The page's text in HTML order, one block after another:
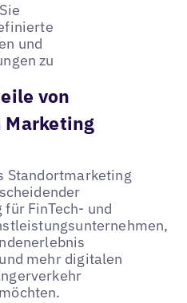
und
zu
von
Marketing
Standortmarketing
für FinTech- und
mehr digitalen